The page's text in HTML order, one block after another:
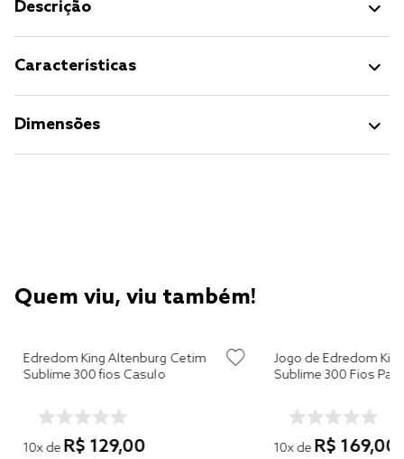
Descrição
Características
Dimensões
Quem viu, viu também!
Edredom King Altenburg Cetim
Sublime 300 fios Casulo
10x de R$ 129,00
Jogo de Edredom
Sublime 300 Fios
10x de R$ 169,00